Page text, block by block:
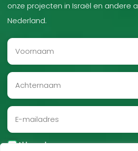
onze projecten in Israël en andere
Nederland.
Akkoord